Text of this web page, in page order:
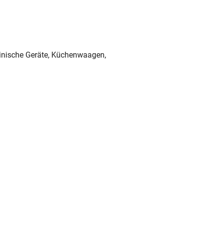
Geräte, Küchenwaagen,